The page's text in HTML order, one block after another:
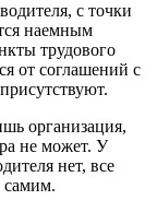
с точки
наемным
трудового
от соглашений с
организация,
не может. У
нет, все
самим.